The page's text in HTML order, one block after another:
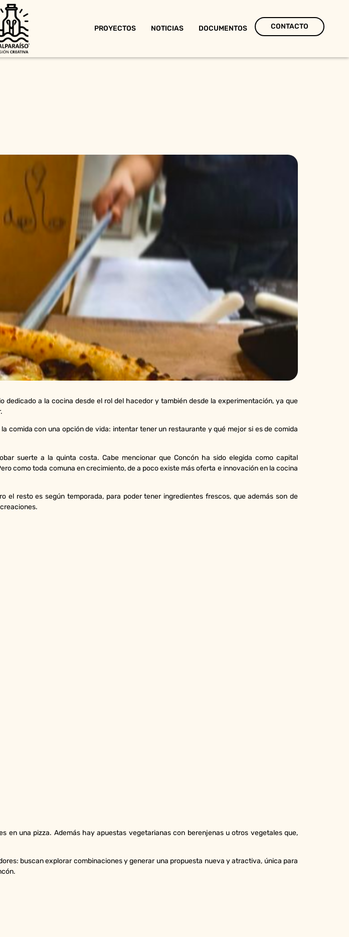
PROYECTOS NOTICIAS DOCUMENTOS CONTACTO
dedicado a la cocina desde el rol del hacedor y también desde la experimentación, ya que
comida con una opción de vida: intentar tener un restaurante y qué mejor si es de comida
suerte a la quinta costa. Cabe mencionar que Concón ha sido elegida como capital
como toda comuna en crecimiento, de a poco existe más oferta e innovación en la cocina
resto es según temporada, para poder tener ingredientes frescos, que además son de
en una pizza. Además hay apuestas vegetarianas con berenjenas u otros vegetales que,
buscan explorar combinaciones y generar una propuesta nueva y atractiva, única para